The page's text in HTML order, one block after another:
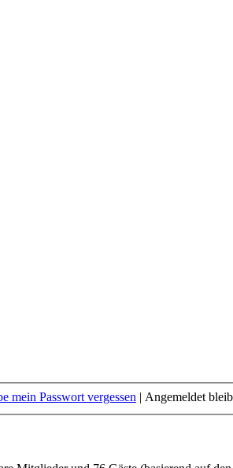
mein Passwort vergessen | Angemeldet